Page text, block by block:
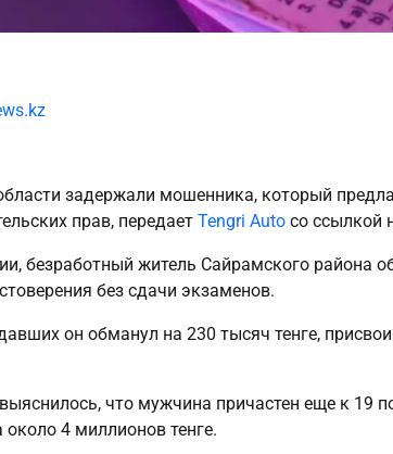
задержали мошенника, который
прав, передает Tengri Auto со ссылкой
безработный житель Сайрамского района
без сдачи экзаменов.
он обманул на 230 тысяч тенге,
выяснилось, что мужчина причастен еще к
4 миллионов тенге.